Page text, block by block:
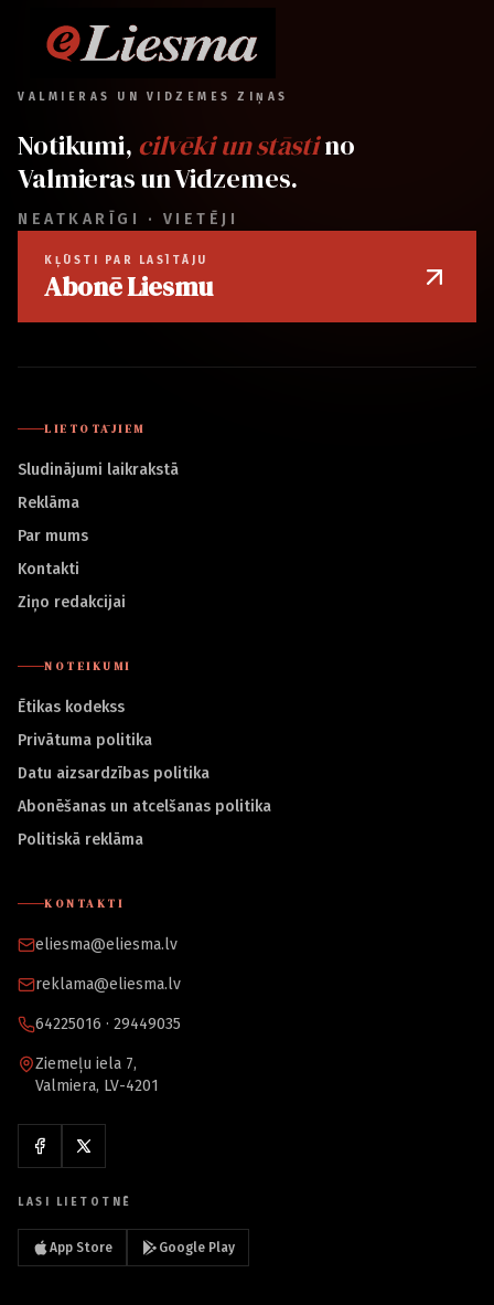
VALMIERAS UN VIDZEMES ZIŅAS
Notikumi, cilvēki un stāstino
Valmieras un Vidzemes.
NEATKARĪGI · VIETĒJI
KĻŪSTI PAR LASĪTĀJU
Abonē Liesmu
LIETOTĀJIEM
Sludinājumi laikrakstā
Reklāma
Par mums
Kontakti
Ziņo redakcijai
NOTEIKUMI
Ētikas kodekss
Privātuma politika
Datu aizsardzības politika
Abonēšanas un atcelšanas politika
Politiskā reklāma
KONTAKTI
eliesma@eliesma.lv
reklama@eliesma.lv
64225016 · 29449035
Ziemeļu iela 7,
Valmiera, LV-4201
LASI LIETOTNĒ
App Store Google Play